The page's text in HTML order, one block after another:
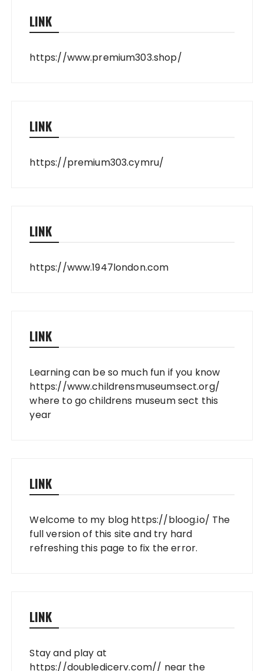
LINK
https://www.premium303.shop/
LINK
https://premium303.cymru/
LINK
https://www.1947london.com
LINK
Learning can be so much fun if you know
https://www.childrensmuseumsect.org/
where to go childrens museum sect this
year
LINK
Welcome to my blog https://bloog.io/ The
full version of this site and try hard
refreshing this page to fix the error.
LINK
Stay and play at
https://doubledicerv.com// near the